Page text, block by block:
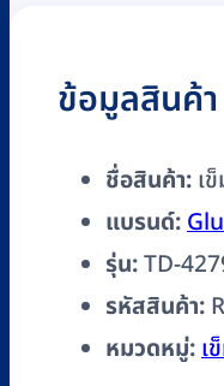
easy
Pro
50
ชิ้น
สำหรับ
รุ่น
TD-
4279A
ข้อมูลสินค้า
ชื่อสินค้า: เ
แบรนด์:
รุ่น:TD-
รหัสสินค้า:
หมวดหมู่:เ